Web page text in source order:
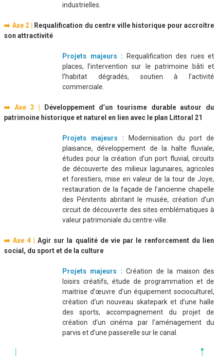
industrielles.
➡️ Axe 2 |
Requalification du centre ville historique pour accroître
son attractivité
Projets majeurs : Requalification des rues et
places, l’intervention sur le patrimoine bâti et
l’habitat dégradés, soutien à l’activité
commerciale.
➡️ Axe 3 |
Développement d’un tourisme durable autour du
patrimoine historique et naturel en lien avec le plan Littoral 21
Projets majeurs : Modernisation du port de
plaisance, développement de la halte fluviale,
études pour la création d’un port fluvial, circuits
de découverte des milieux lagunaires, agricoles
et forestiers, mise en valeur de la tour de Joye,
restauration de la façade de l’ancienne chapelle
des Pénitents abritant le musée, création d’un
circuit de découverte des sites emblématiques à
valeur patrimoniale du centre-ville.
➡️ Axe 4 |
Agir sur la qualité de vie par le renforcement du lien
social, du sport et de la culture
Projets majeurs : Création de la maison des
loisirs créatifs, étude de programmation et de
maitrise d’œuvre d’un équipement socioculturel,
création d‘un nouveau skatepark et d’une halle
des sports, accompagnement du projet de
création d’un cinéma par l’aménagement du
parvis et d’une passerelle sur le canal.